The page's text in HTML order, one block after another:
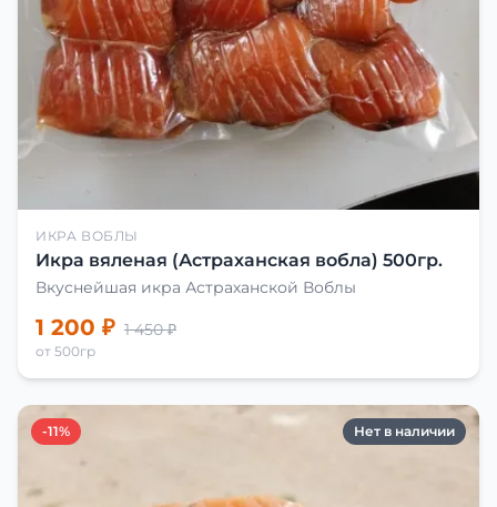
ИКРА ВОБЛЫ
Икра вяленая (Астраханская вобла) 500гр.
Вкуснейшая икра Астраханской Воблы
1 200 ₽ 1 450 ₽
от 500гр
-11% Нет в наличии